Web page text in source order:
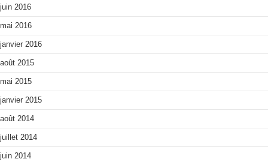
juin 2016
mai 2016
janvier 2016
août 2015
mai 2015
janvier 2015
août 2014
juillet 2014
juin 2014